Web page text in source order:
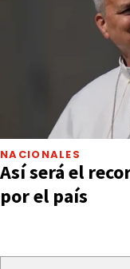
NACIONALES
Así será el
por el país